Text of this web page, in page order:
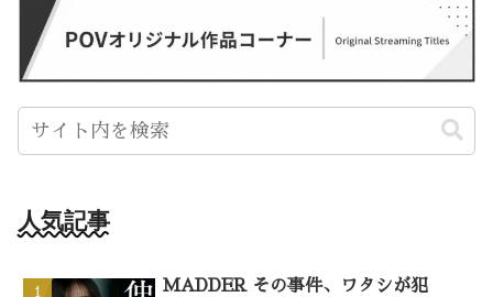
人気記事
MADDER その事件、ワタシが犯